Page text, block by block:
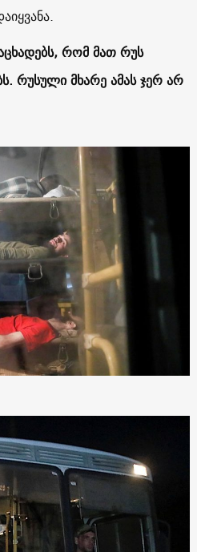
რომ მათ რუს
რუსული მხარე ამასჯერარ